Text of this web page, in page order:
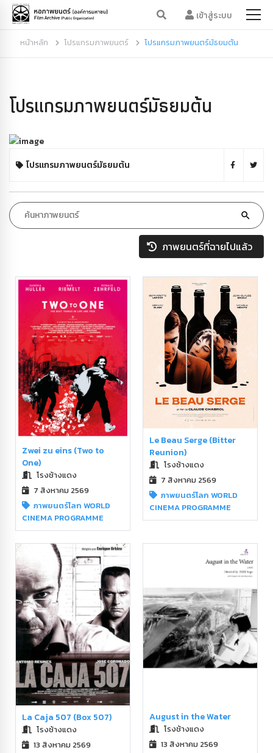
เข้าสู่ระบบ
หน้าหลัก โปรแกรมภาพยนตร์ โปรแกรมภาพยนตร์มัธยมต้น
โปรแกรมภาพยนตร์มัธยมต้น
โปรแกรมภาพยนตร์มัธยมต้น
ภาพยนตร์ที่ฉายไปแล้ว
Zwei zu eins (Two to
One)
โรงช้างแดง
7 สิงหาคม 2569
ภาพยนตร์โลก WORLD
CINEMA PROGRAMME
Le Beau Serge (Bitter
Reunion)
โรงช้างแดง
7 สิงหาคม 2569
ภาพยนตร์โลก WORLD
CINEMA PROGRAMME
La Caja 507 (Box 507)
โรงช้างแดง
13 สิงหาคม 2569
August in the Water
โรงช้างแดง
13 สิงหาคม 2569